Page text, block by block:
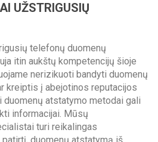
UŽSTRIGUSIŲ
telefonų duomenų
itin aukštų kompetencijų šioje
nerizikuoti bandyti duomenų
kreiptis į abejotinos reputacijos
duomenų atstatymo metodai gali
informacijai. Mūsų
turi reikalingas